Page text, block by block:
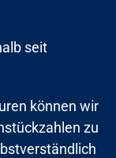
seit
können wir
zu